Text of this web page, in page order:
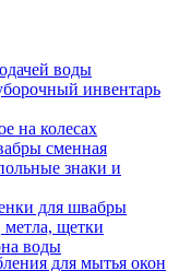
воды
инвентарь
на колесах
сменная
знаки и
для швабры
щетки
воды
для мытья окон